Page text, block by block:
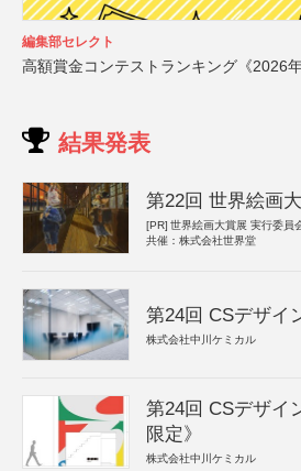
編集部セレクト
高額賞金コンテストランキング《2026年
結果発表
第22回 世界絵画
[PR] 世界絵画大賞展 実行委員
共催：株式会社世界堂
第24回 CSデザイ
株式会社中川ケミカル
第24回 CSデザイ
限定》
株式会社中川ケミカル